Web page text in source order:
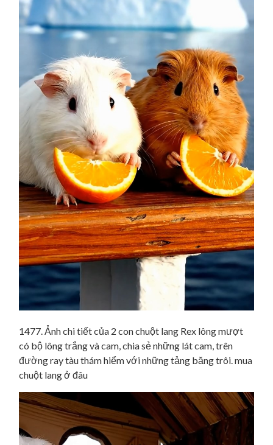
1477. Ảnh chi tiết của 2 con chuột lang Rex lông mượt
có bộ lông trắng và cam, chia sẻ những lát cam, trên
đường ray tàu thám hiểm với những tảng băng trôi. mua
chuột lang ở đâu